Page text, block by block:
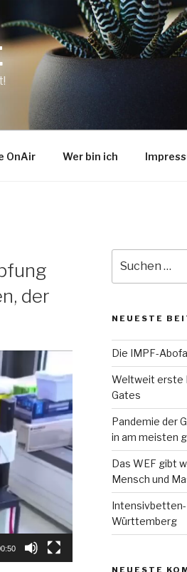
OnAir Wer bin ich
der
nach:
NEUESTE
Die IMPF-
Weltweit erste
Gates
Pandemie der
in am meisten
Das WEF gibt
Mensch und
Intensivbetten-
Württemberg